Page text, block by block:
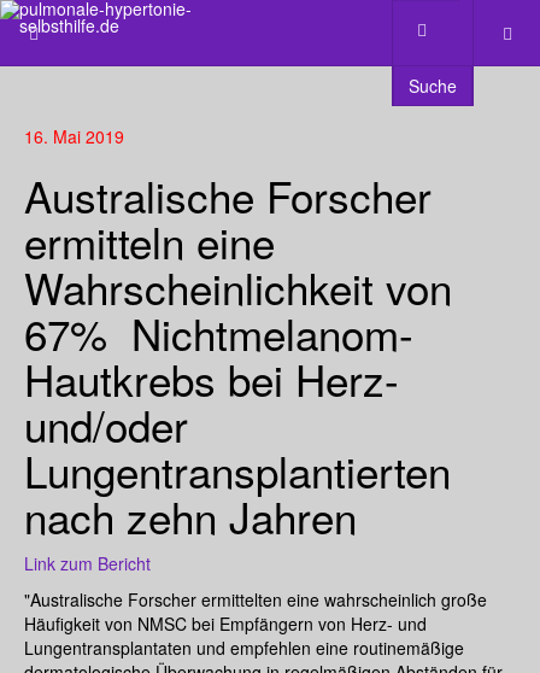
Suche
16. Mai 2019
Australische Forscher
ermitteln eine
Wahrscheinlichkeit von
67% Nichtmelanom-
Hautkrebs bei Herz-
und/oder
Lungentransplantierten
nach zehn Jahren
Link zum Bericht
"Australische Forscher ermittelten eine wahrscheinlich große
Häufigkeit von NMSC bei Empfängern von Herz- und
Lungentransplantaten und empfehlen eine routinemäßige